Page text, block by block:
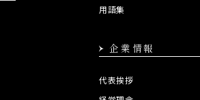
用語集
企業情報
代表挨拶